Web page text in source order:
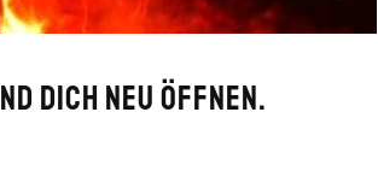
Dich neu öffnen.